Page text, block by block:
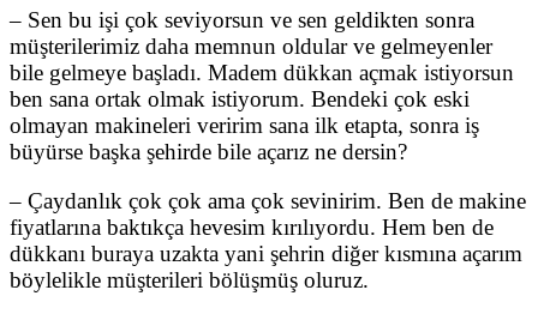
– Sen bu işi çok seviyorsun ve sen geldikten sonra
müşterilerimiz daha memnun oldular ve gelmeyenler
bile gelmeye başladı. Madem dükkan açmak istiyorsun
ben sana ortak olmak istiyorum. Bendeki çok eski
olmayan makineleri veririm sana ilk etapta, sonra iş
büyürse başka şehirde bile açarız ne dersin?
– Çaydanlık çok çok ama çok sevinirim. Ben de makine
fiyatlarına baktıkça hevesim kırılıyordu. Hem ben de
dükkanı buraya uzakta yani şehrin diğer kısmına açarım
böylelikle müşterileri bölüşmüş oluruz.